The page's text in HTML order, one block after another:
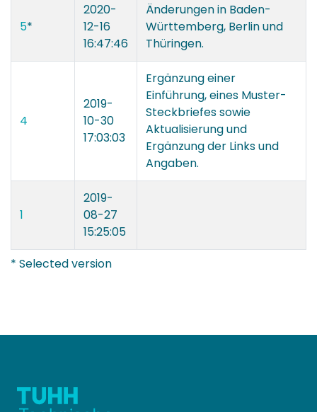
5*
2020-
12-16
16:47:46
Änderungen in Baden-
Württemberg, Berlin und
Thüringen.
4
2019-
10-30
17:03:03
Ergänzung einer
Einführung, eines Muster-
Steckbriefes sowie
Aktualisierung und
Ergänzung der Links und
Angaben.
1
2019-
08-27
15:25:05
* Selected version